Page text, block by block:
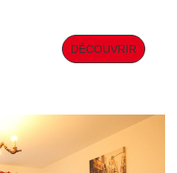
(U.S. possible), 3
séparés et nombreux
en sous sol sécurisé
nous vous remercions
afin d'organiser
DÉCOUVRIR